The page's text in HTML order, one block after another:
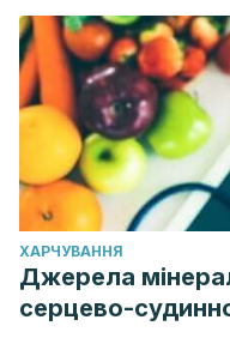
ХАРЧУВАННЯ
Джерела
серцево-